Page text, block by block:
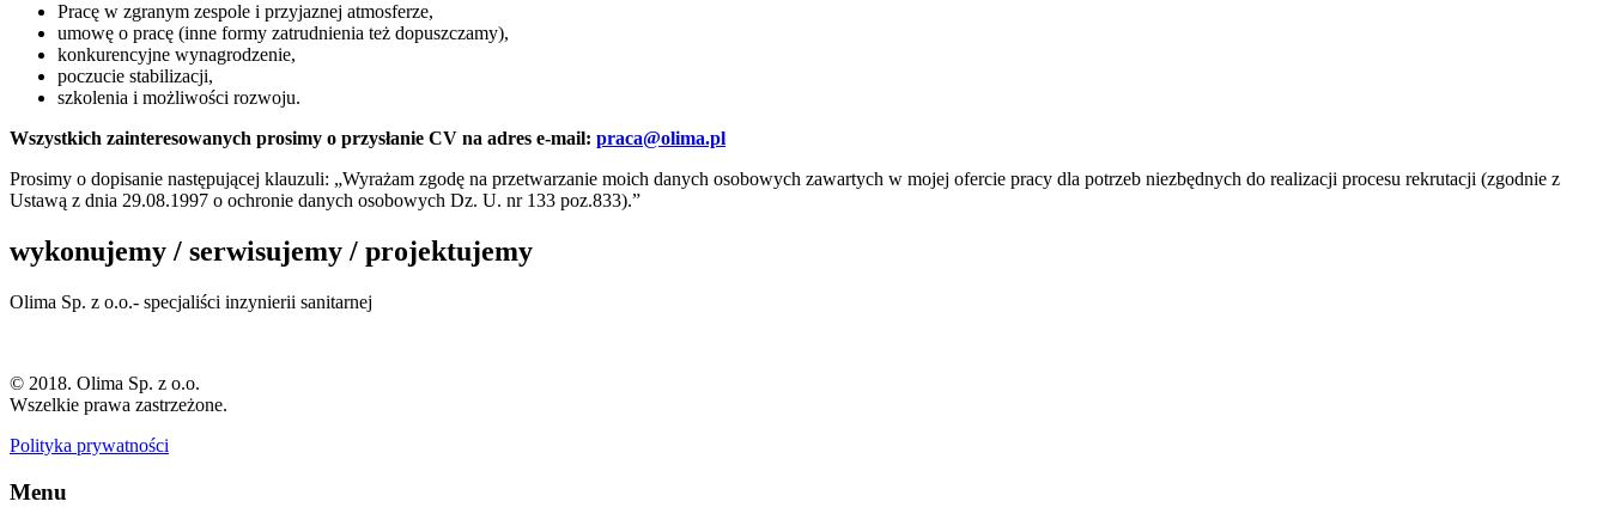
Pracę w zgranym zespole i przyjaznej atmosferze,
umowę o pracę (inne formy zatrudnienia też dopuszczamy),
konkurencyjne wynagrodzenie,
poczucie stabilizacji,
szkolenia i możliwości rozwoju.
Wszystkich zainteresowanych prosimy o przysłanie CV na adres e-mail: praca@olima.pl
Prosimy o dopisanie następującej klauzuli: „Wyrażam zgodę na przetwarzanie moich danych osobowych zawartych w mojej ofercie pracy dla potrzeb niezbędnych do realizacji procesu rekrutacji (zgodnie z
Ustawą z dnia 29.08.1997 o ochronie danych osobowych Dz. U. nr 133 poz.833).”
wykonujemy / serwisujemy / projektujemy
Olima Sp. z o.o.- specjaliści inzynierii sanitarnej
© 2018. Olima Sp. z o.o.
Wszelkie prawa zastrzeżone.
Polityka prywatności
Menu